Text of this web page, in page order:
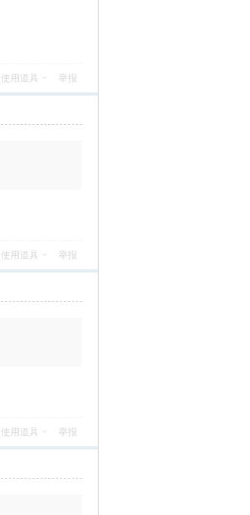
使用道具 举报
使用道具 举报
使用道具 举报